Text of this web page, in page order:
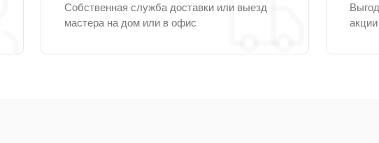
Собственная служба доставки или выезд
мастера на дом или в офис